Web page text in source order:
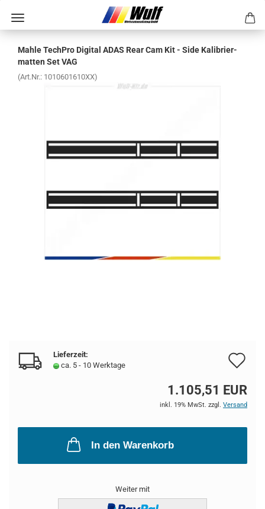
Mahle Tech­Pro Di­gi­tal ADAS Rear Cam Kit - Side Ka­li­brier­
mat­ten Set VAG
(Art.Nr.: 1010601610XX)
Lieferzeit:
ca. 5 - 10 Werktage
1.105,51 EUR
inkl. 19% MwSt. zzgl. Versand
In den Warenkorb
Weiter mit